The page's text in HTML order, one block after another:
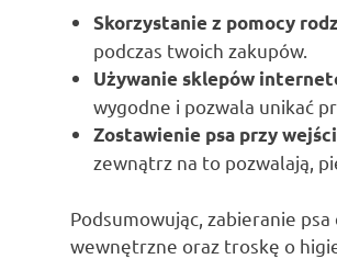
Skorzystanie z pomocy
podczas twoich zakupów.
Używanie sklepów
wygodne i pozwala unikać
Zostawienie psa przy
zewnątrz na to pozwalają,
Podsumowując, zabieranie
wewnętrzne oraz troskę o